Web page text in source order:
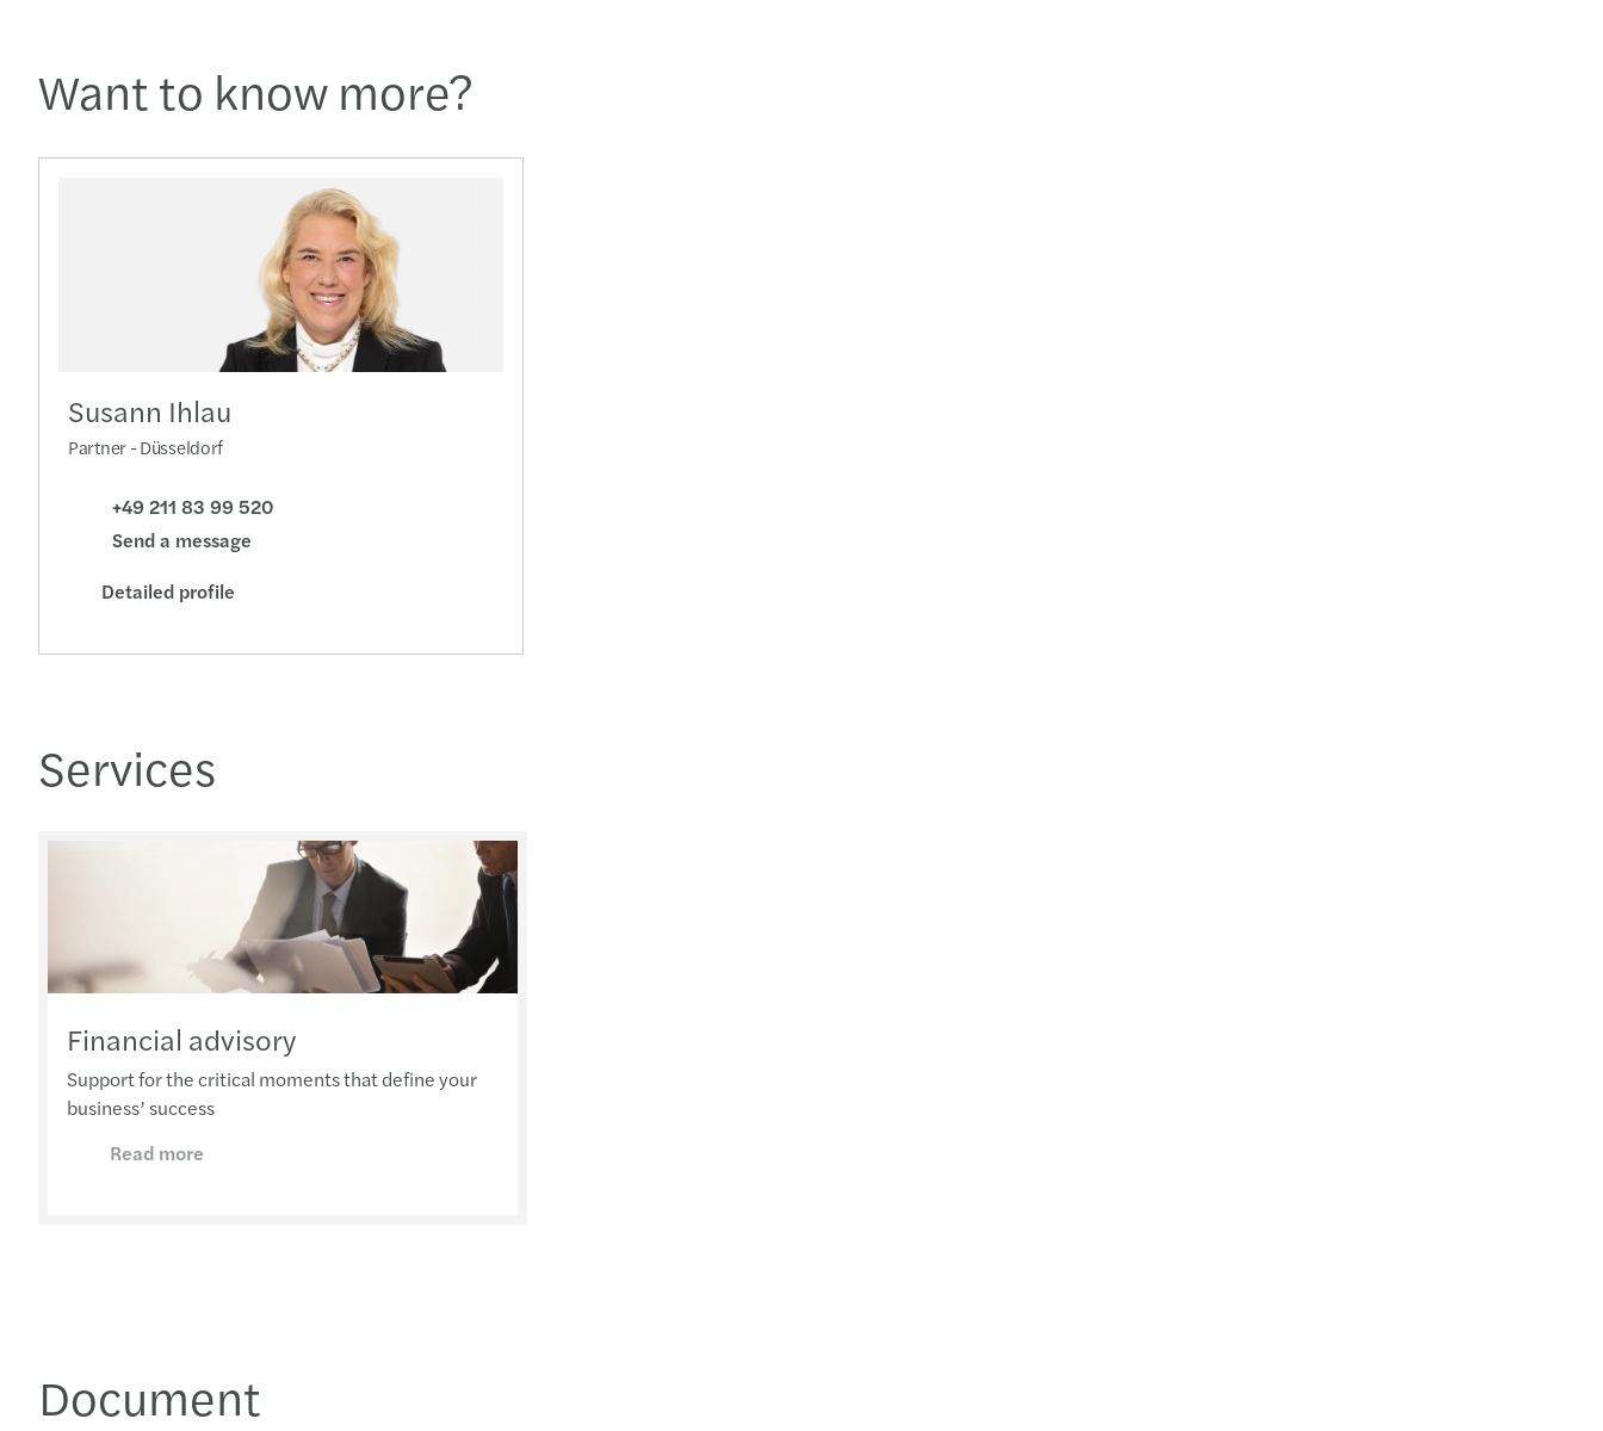
Want to know more?
Susann Ihlau
Partner - Düsseldorf
+49 211 83 99 520
Send a message
Detailed profile
Services
Financial advisory
Support for the critical moments that define your
business’ success
Read more
Document